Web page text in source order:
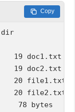
Copy
dir
19 doc1.txt
19 doc2.txt
20 file1.txt
20 file2.txt
78 bytes